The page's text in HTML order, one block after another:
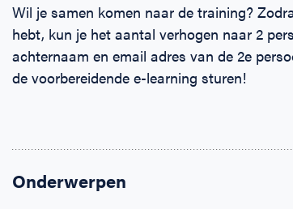
Wil je samen komen naar de training?
hebt, kun je het aantal verhogen naar 2
achternaam en email adres van de 2e
de voorbereidende e-learning sturen!
Onderwerpen